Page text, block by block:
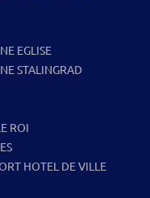
EGLISE
STALINGRAD
ROI
HOTEL DE VILLE